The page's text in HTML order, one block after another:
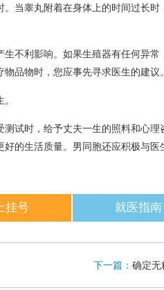
当睾丸附着在身体上的时间过长时
不利影响。如果生殖器有任何异常
品物时，您应事先寻求医生的建议。
试时，给予丈夫一生的照料和心理
的生活质量。男同胞还应积极与医
挂号 就医指南
下一篇： 确定无